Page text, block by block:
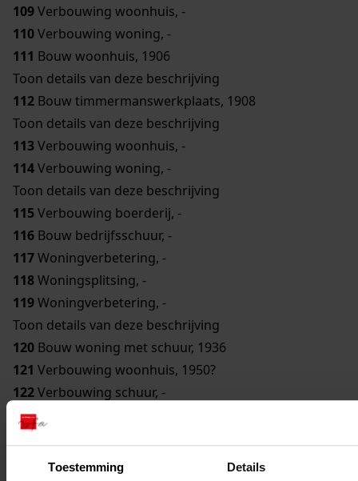
Toestemming Details
109Verbouwing woonhuis, -
110Verbouwing woning, -
111 Bouw woonhuis, 1906
Toon details van deze beschrijving
112 Bouw timmermanswerkplaats, 1908
Toon details van deze beschrijving
113Verbouwing woonhuis, -
114Verbouwing woning, -
Toon details van deze beschrijving
115Verbouwing boerderij, -
116 Bouw bedrijfsschuur, -
117Woningverbetering, -
118Woningsplitsing, -
119Woningverbetering, -
Toon details van deze beschrijving
120 Bouw woning met schuur, 1936
121 Verbouwing woonhuis, 1950?
122Verbouwing schuur, -
Toon details van deze beschrijving
123
Toon details van deze beschrijving